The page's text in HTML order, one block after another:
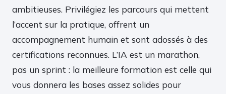
ambitieuses. Privilégiez les parcours qui mettent
l’accent sur la pratique, offrent un
accompagnement humain et sont adossés à des
certifications reconnues. L’IA est un marathon,
pas un sprint : la meilleure formation est celle qui
vous donnera les bases assez solides pour